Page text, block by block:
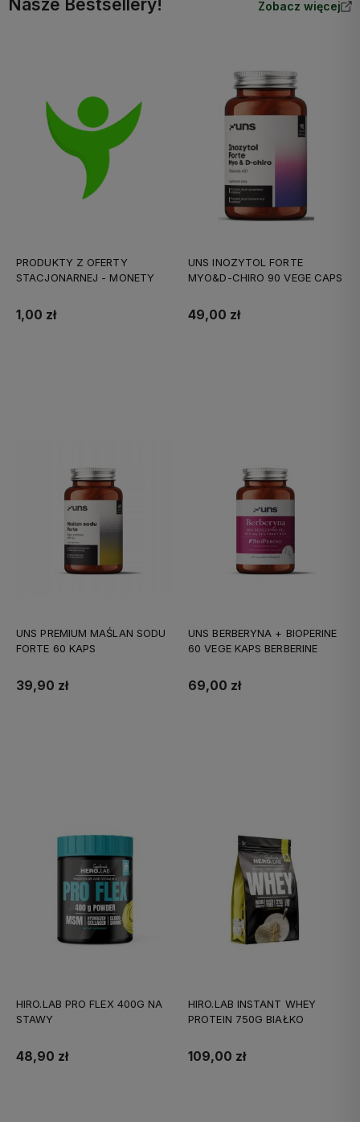
Nasze Bestsellery! Zobacz więcej
PRODUKTY Z OFERTY
STACJONARNEJ - MONETY
1,00 zł
UNS INOZYTOL FORTE
MYO&D-CHIRO 90 VEGE CAPS
49,00 zł
UNS PREMIUM MAŚLAN SODU
FORTE 60 KAPS
39,90 zł
UNS BERBERYNA + BIOPERINE
60 VEGE KAPS BERBERINE
69,00 zł
HIRO.LAB PRO FLEX 400G NA
STAWY
48,90 zł
HIRO.LAB INSTANT WHEY
PROTEIN 750G BIAŁKO
109,00 zł